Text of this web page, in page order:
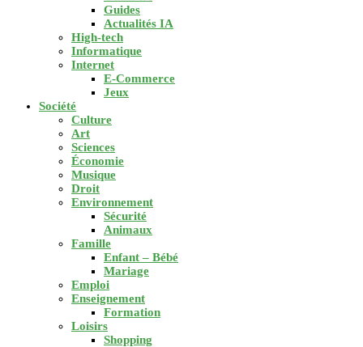
Guides
Actualités IA
High-tech
Informatique
Internet
E-Commerce
Jeux
Société
Culture
Art
Sciences
Économie
Musique
Droit
Environnement
Sécurité
Animaux
Famille
Enfant – Bébé
Mariage
Emploi
Enseignement
Formation
Loisirs
Shopping